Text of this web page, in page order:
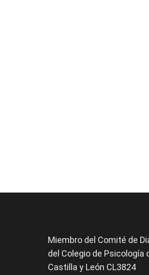
Miembro del Comité de
del Colegio de Psicología
Castilla y León CL3824